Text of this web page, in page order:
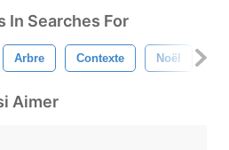
In Searches For
Arbre Contexte Noël
Aimer